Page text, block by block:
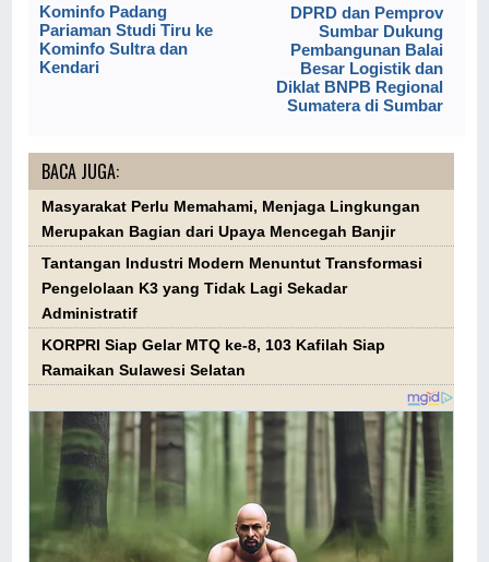
Kominfo Padang
Pariaman Studi Tiru ke
Kominfo Sultra dan
Kendari
DPRD dan Pemprov
Sumbar Dukung
Pembangunan Balai
Besar Logistik dan
Diklat BNPB Regional
Sumatera di Sumbar
BACA JUGA:
Masyarakat Perlu Memahami, Menjaga Lingkungan
Merupakan Bagian dari Upaya Mencegah Banjir
Tantangan Industri Modern Menuntut Transformasi
Pengelolaan K3 yang Tidak Lagi Sekadar
Administratif
KORPRI Siap Gelar MTQ ke-8, 103 Kafilah Siap
Ramaikan Sulawesi Selatan